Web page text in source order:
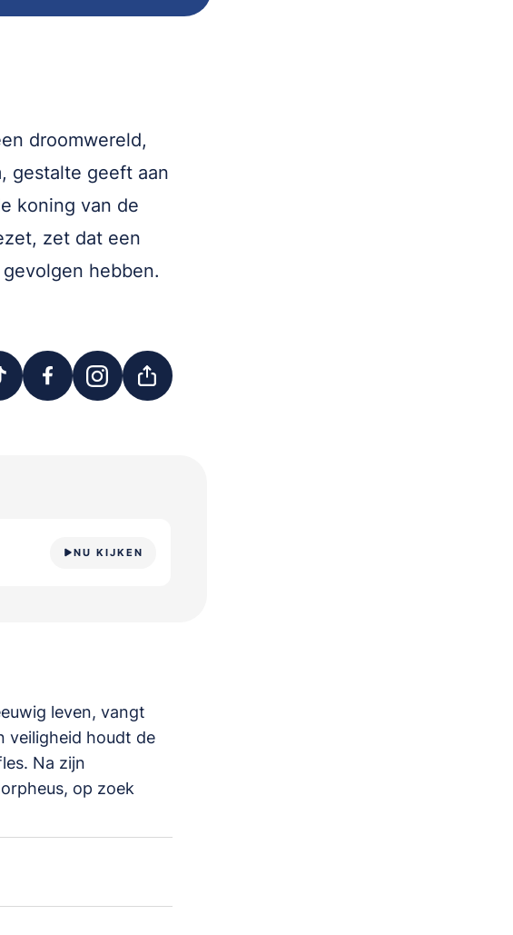
droomwereld,
gestalte geeft aan
koning van de
zet dat een
hebben.
NU KIJKEN
leven, vangt
veiligheid houdt de
Na zijn
op zoek